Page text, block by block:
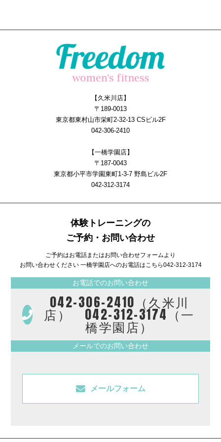
【久米川店】
〒189-0013
東京都東村山市栄町2-32-13 CSビル2F
042-306-2410
【一橋学園店】
〒187-0043
東京都小平市学園東町1-3-7 野島ビル2F
042-312-3174
体験トレーニングの
ご予約・お問い合わせ
ご予約はお電話またはお問い合わせフォームより
お問い合わせください 一橋学園店へのお電話はこちら042-312-3174
お電話でのお問い合わせ
042-306-2410（久米川
店） 042-312-3174（一
橋学園店）
メールでのお問い合わせ
メールフォーム